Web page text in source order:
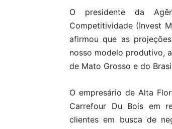
O presidente da
Competitividade (Invest
afirmou que as
nosso modelo produtivo,
de Mato Grosso e do
O empresário de Alta
Carrefour Du Bois em
clientes em busca de